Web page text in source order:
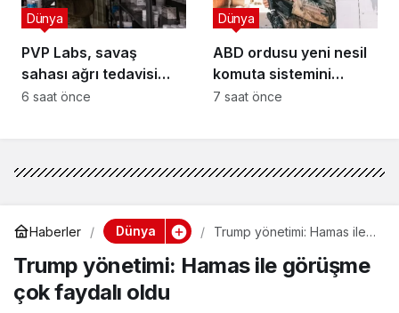
PVP Labs, savaş
sahası ağrı tedavisi
araştırmasını duyurdu
Dünya
6 saat önce
ABD ordusu yeni nesil
komuta sistemini
genişletiyor
Dünya
7 saat önce
Haberler Dünya
Trump yönetimi: Hamas ile
Trump yönetimi: Hamas ile görüşme
çok faydalı oldu